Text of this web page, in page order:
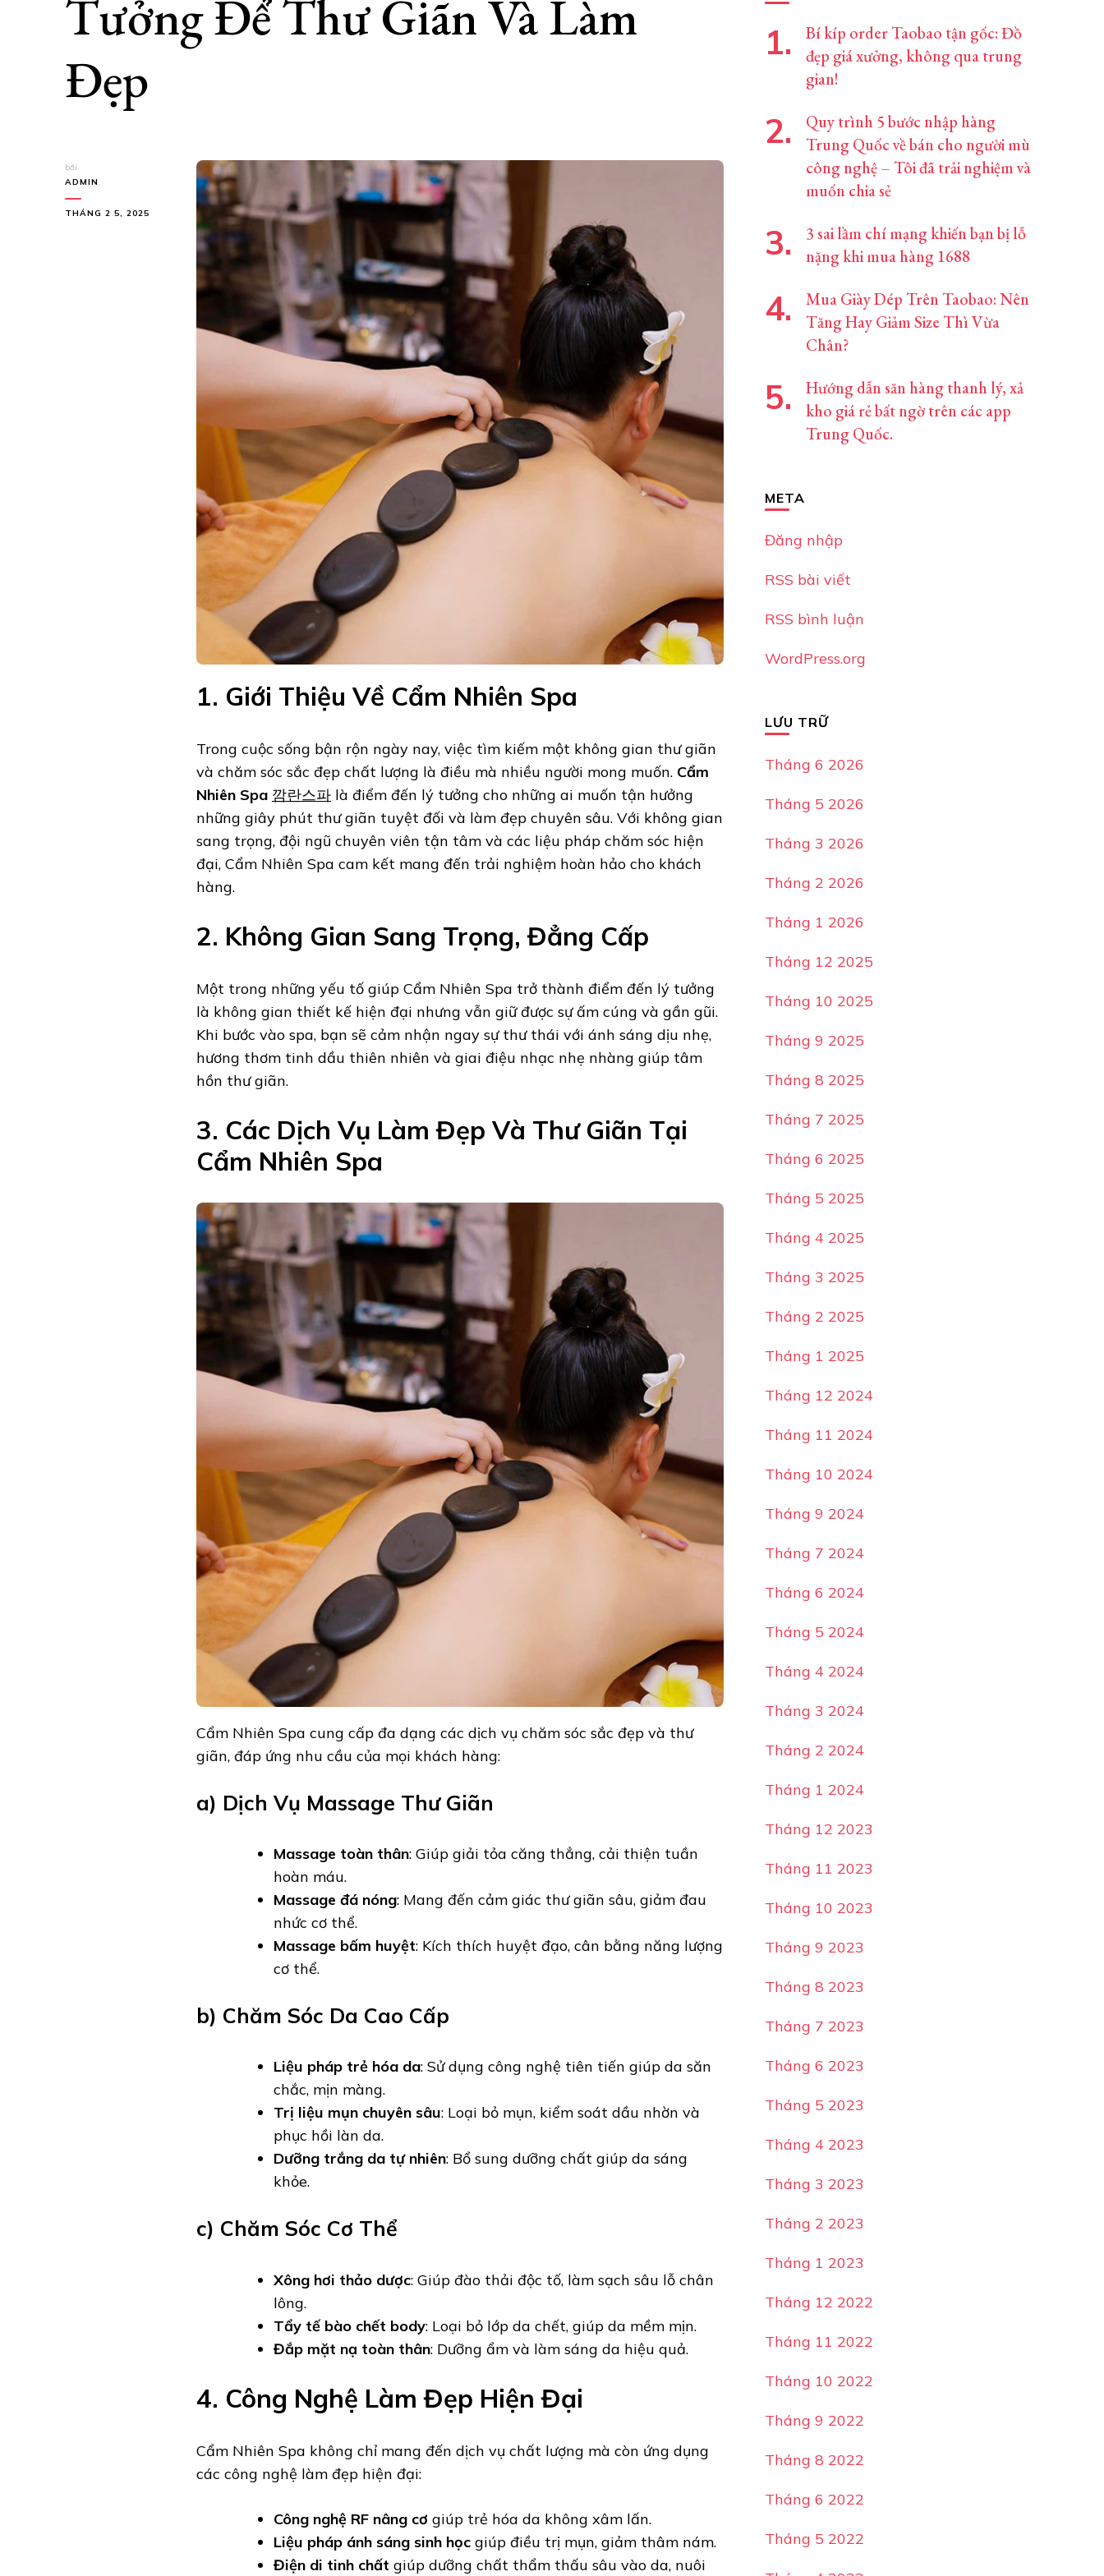
Tưởng Để Thư Giãn Và Làm
Đẹp
bởi
ADMIN
THÁNG 2 5, 2025
1. Giới Thiệu Về Cẩm Nhiên Spa
Trong cuộc sống bận rộn ngày nay, việc tìm kiếm một không gian thư giãn
và chăm sóc sắc đẹp chất lượng là điều mà nhiều người mong muốn. Cẩm
Nhiên Spa 깜란스파 là điểm đến lý tưởng cho những ai muốn tận hưởng
những giây phút thư giãn tuyệt đối và làm đẹp chuyên sâu. Với không gian
sang trọng, đội ngũ chuyên viên tận tâm và các liệu pháp chăm sóc hiện
đại, Cẩm Nhiên Spa cam kết mang đến trải nghiệm hoàn hảo cho khách
hàng.
2. Không Gian Sang Trọng, Đẳng Cấp
Một trong những yếu tố giúp Cẩm Nhiên Spa trở thành điểm đến lý tưởng
là không gian thiết kế hiện đại nhưng vẫn giữ được sự ấm cúng và gần gũi.
Khi bước vào spa, bạn sẽ cảm nhận ngay sự thư thái với ánh sáng dịu nhẹ,
hương thơm tinh dầu thiên nhiên và giai điệu nhạc nhẹ nhàng giúp tâm
hồn thư giãn.
3. Các Dịch Vụ Làm Đẹp Và Thư Giãn Tại
Cẩm Nhiên Spa
Cẩm Nhiên Spa cung cấp đa dạng các dịch vụ chăm sóc sắc đẹp và thư
giãn, đáp ứng nhu cầu của mọi khách hàng:
a) Dịch Vụ Massage Thư Giãn
Massage toàn thân: Giúp giải tỏa căng thẳng, cải thiện tuần
hoàn máu.
Massage đá nóng: Mang đến cảm giác thư giãn sâu, giảm đau
nhức cơ thể.
Massage bấm huyệt: Kích thích huyệt đạo, cân bằng năng lượng
cơ thể.
b) Chăm Sóc Da Cao Cấp
Liệu pháp trẻ hóa da: Sử dụng công nghệ tiên tiến giúp da săn
chắc, mịn màng.
Trị liệu mụn chuyên sâu: Loại bỏ mụn, kiểm soát dầu nhờn và
phục hồi làn da.
Dưỡng trắng da tự nhiên: Bổ sung dưỡng chất giúp da sáng
khỏe.
c) Chăm Sóc Cơ Thể
Xông hơi thảo dược: Giúp đào thải độc tố, làm sạch sâu lỗ chân
lông.
Tẩy tế bào chết body: Loại bỏ lớp da chết, giúp da mềm mịn.
Đắp mặt nạ toàn thân: Dưỡng ẩm và làm sáng da hiệu quả.
4. Công Nghệ Làm Đẹp Hiện Đại
Cẩm Nhiên Spa không chỉ mang đến dịch vụ chất lượng mà còn ứng dụng
các công nghệ làm đẹp hiện đại:
Công nghệ RF nâng cơ giúp trẻ hóa da không xâm lấn.
Liệu pháp ánh sáng sinh học giúp điều trị mụn, giảm thâm nám.
Điện di tinh chất giúp dưỡng chất thẩm thấu sâu vào da, nuôi
Bí kíp order Taobao tận gốc: Đồ
đẹp giá xưởng, không qua trung
gian!
Quy trình 5 bước nhập hàng
Trung Quốc về bán cho người mù
công nghệ – Tôi đã trải nghiệm và
muốn chia sẻ
3 sai lầm chí mạng khiến bạn bị lỗ
nặng khi mua hàng 1688
Mua Giày Dép Trên Taobao: Nên
Tăng Hay Giảm Size Thì Vừa
Chân?
Hướng dẫn săn hàng thanh lý, xả
kho giá rẻ bất ngờ trên các app
Trung Quốc.
META
Đăng nhập
RSS bài viết
RSS bình luận
WordPress.org
LƯU TRỮ
Tháng 6 2026
Tháng 5 2026
Tháng 3 2026
Tháng 2 2026
Tháng 1 2026
Tháng 12 2025
Tháng 10 2025
Tháng 9 2025
Tháng 8 2025
Tháng 7 2025
Tháng 6 2025
Tháng 5 2025
Tháng 4 2025
Tháng 3 2025
Tháng 2 2025
Tháng 1 2025
Tháng 12 2024
Tháng 11 2024
Tháng 10 2024
Tháng 9 2024
Tháng 7 2024
Tháng 6 2024
Tháng 5 2024
Tháng 4 2024
Tháng 3 2024
Tháng 2 2024
Tháng 1 2024
Tháng 12 2023
Tháng 11 2023
Tháng 10 2023
Tháng 9 2023
Tháng 8 2023
Tháng 7 2023
Tháng 6 2023
Tháng 5 2023
Tháng 4 2023
Tháng 3 2023
Tháng 2 2023
Tháng 1 2023
Tháng 12 2022
Tháng 11 2022
Tháng 10 2022
Tháng 9 2022
Tháng 8 2022
Tháng 6 2022
Tháng 5 2022